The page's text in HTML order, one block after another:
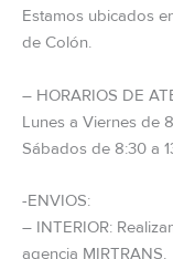
Estamos ubicados
de Colón.
– HORARIOS DE
Lunes a Viernes de
Sábados de 8:30 a
-ENVIOS:
– INTERIOR:
agencia MIRTRANS.